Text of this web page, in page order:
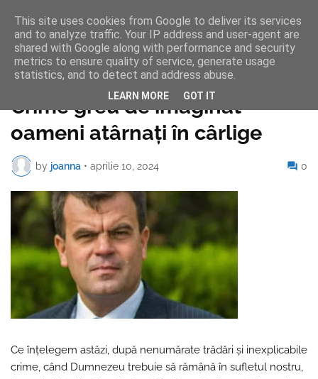
Pagina de pornire
Crime greu de imaginat -
oameni atârnați în cârlige
by joanna • aprilie 10, 2024 0
Ce înțelegem astăzi, după nenumărate trădări și inexplicabile
crime, când Dumnezeu trebuie să rămână în sufletul nostru,
This site uses cookies from Google to deliver its services
and to analyze traffic. Your IP address and user-agent are
shared with Google along with performance and security
metrics to ensure quality of service, generate usage
statistics, and to detect and address abuse.
LEARN MORE GOT IT